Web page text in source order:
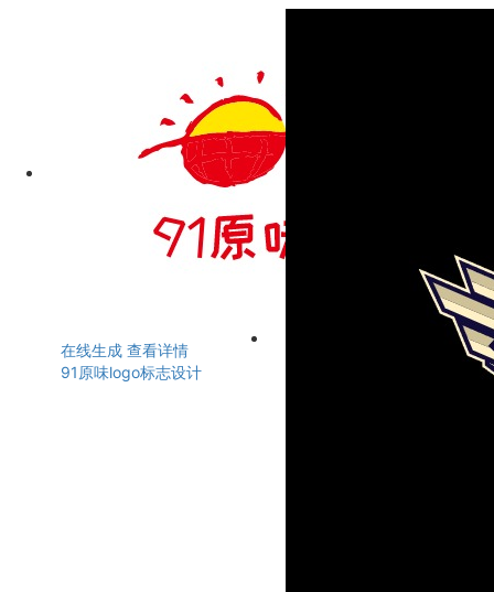
在线生成 查看详情
91原味logo标志设计